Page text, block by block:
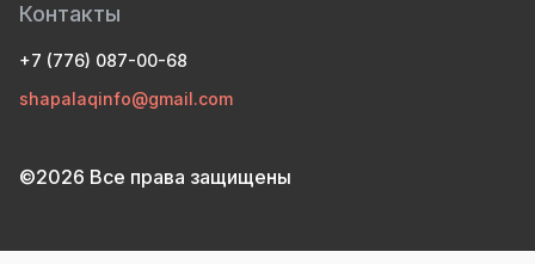
Контакты
+7 (776) 087-00-68
shapalaqinfo@gmail.com
©2026 Все права защищены